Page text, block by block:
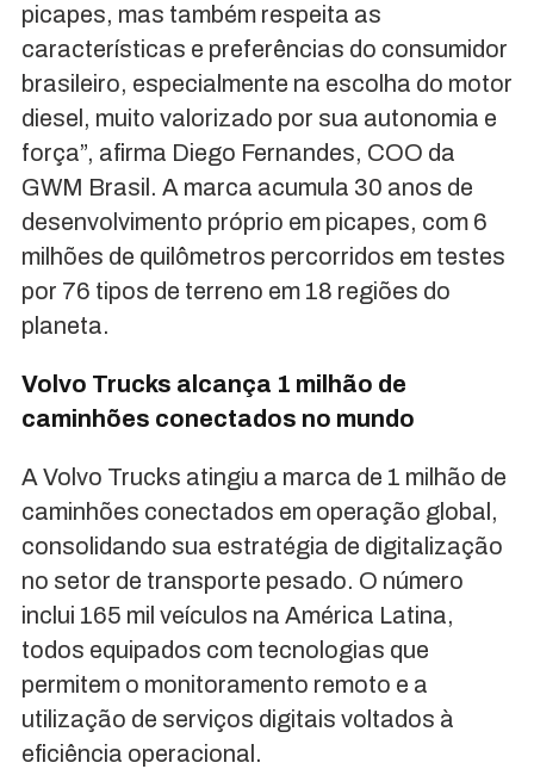
picapes, mas também respeita as
características e preferências do consumidor
brasileiro, especialmente na escolha do motor
diesel, muito valorizado por sua autonomia e
força”, afirma Diego Fernandes, COO da
GWM Brasil. A marca acumula 30 anos de
desenvolvimento próprio em picapes, com 6
milhões de quilômetros percorridos em testes
por 76 tipos de terreno em 18 regiões do
planeta.
Volvo Trucks alcança 1 milhão de
caminhões conectados no mundo
A Volvo Trucks atingiu a marca de 1 milhão de
caminhões conectados em operação global,
consolidando sua estratégia de digitalização
no setor de transporte pesado. O número
inclui 165 mil veículos na América Latina,
todos equipados com tecnologias que
permitem o monitoramento remoto e a
utilização de serviços digitais voltados à
eficiência operacional.